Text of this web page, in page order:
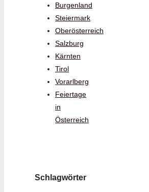
Burgenland
Steiermark
Oberösterreich
Salzburg
Kärnten
Tirol
Vorarlberg
Feiertage
in
Österreich
Schlagwörter